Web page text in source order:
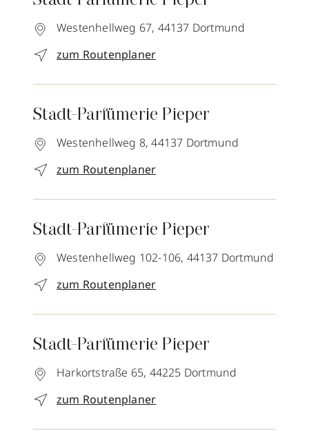
Westenhellweg 67, 44137 Dortmund
zum Routenplaner
Stadt-Parfümerie Pieper
Westenhellweg 8, 44137 Dortmund
zum Routenplaner
Stadt-Parfümerie Pieper
Westenhellweg 102-106, 44137 Dortmund
zum Routenplaner
Stadt-Parfümerie Pieper
Harkortstraße 65, 44225 Dortmund
zum Routenplaner